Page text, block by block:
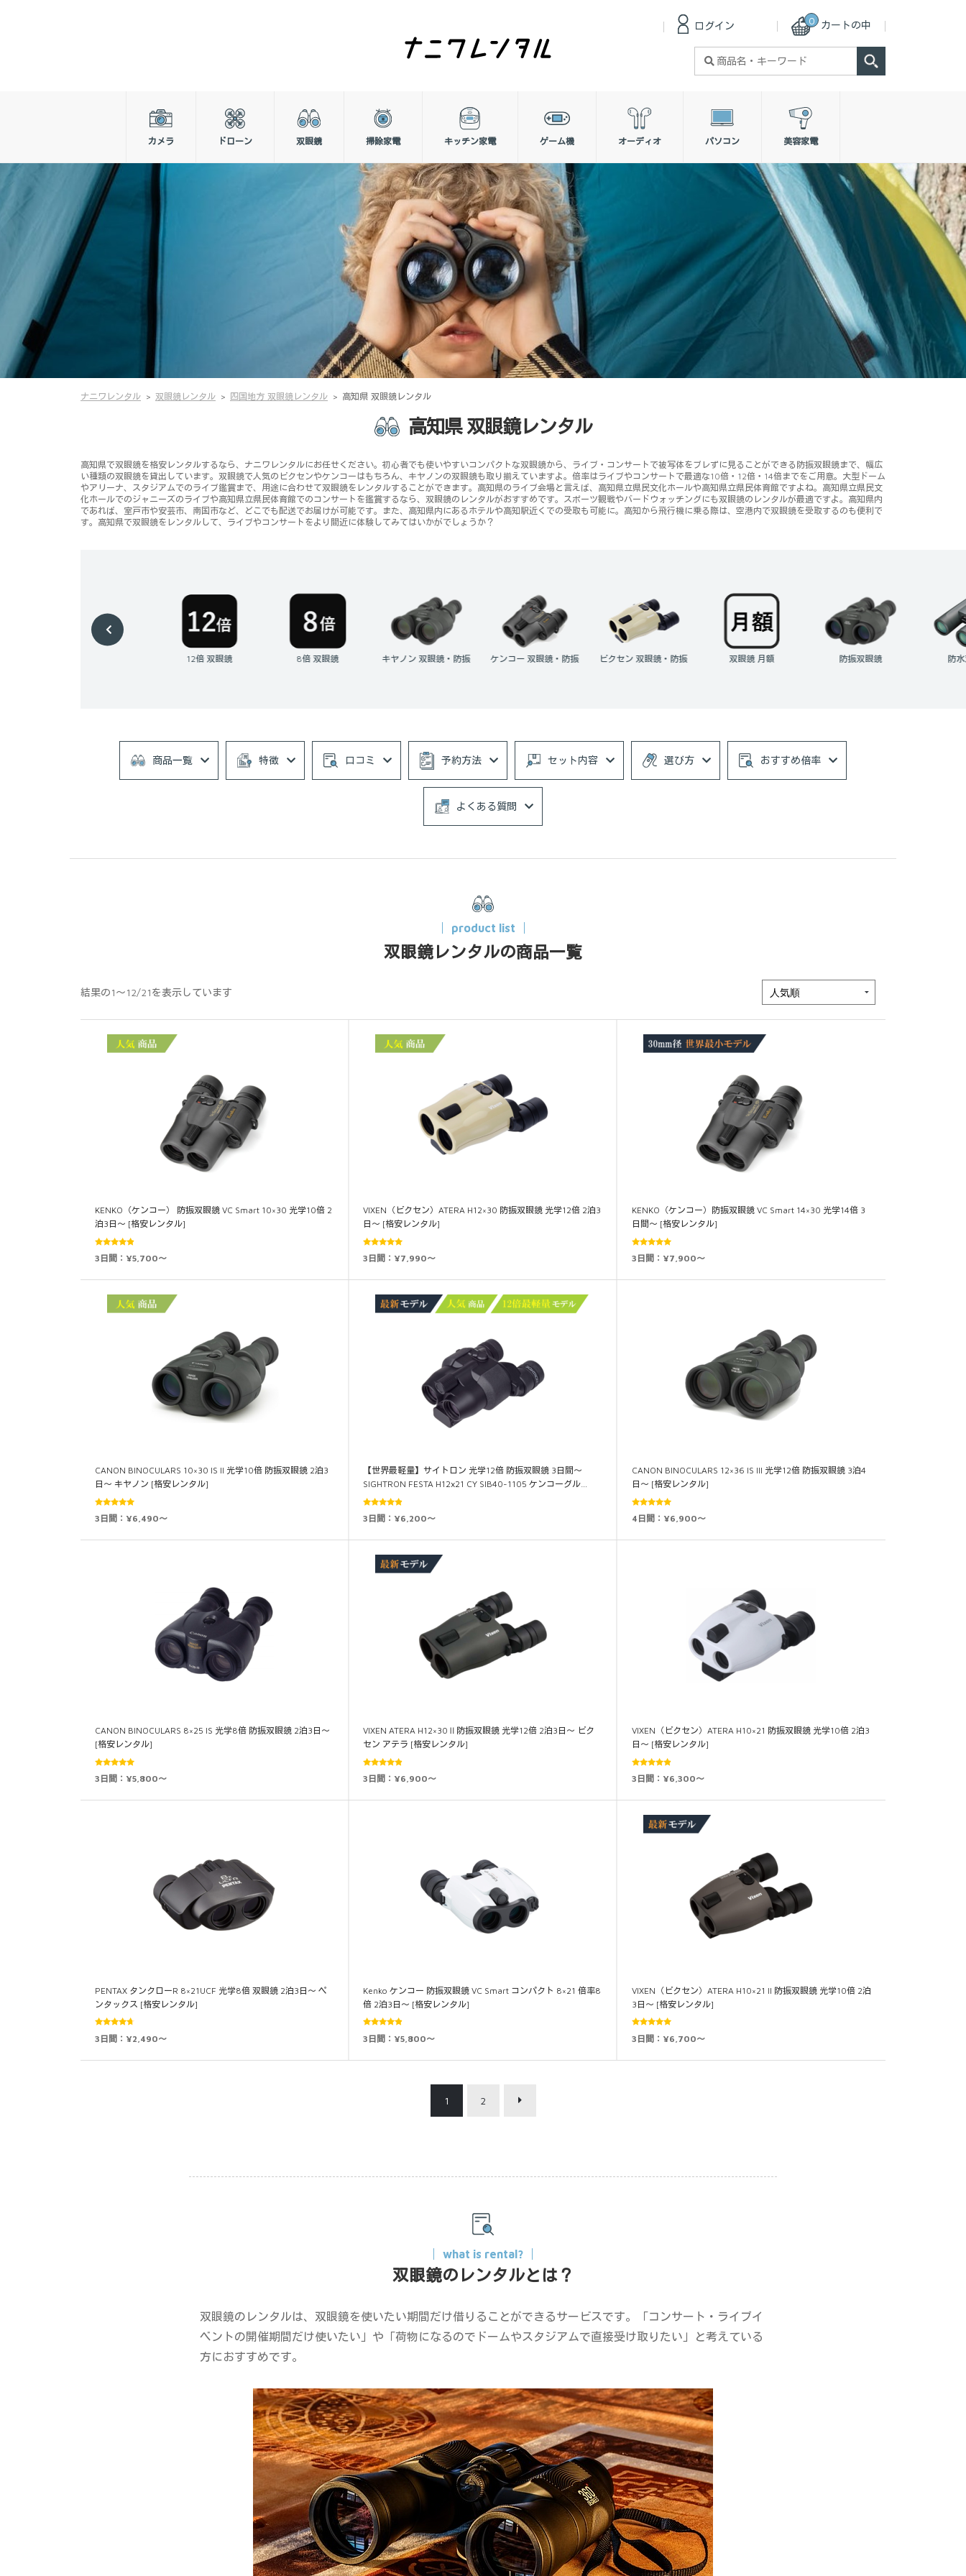
カートの中
0
ログイン
カメラ ドローン 双眼鏡 掃除家電 キッチン家電 ゲーム機 オーディオ パソコン 美容家電
ナニワレンタル 双眼鏡レンタル 四国地方 双眼鏡レンタル 高知県 双眼鏡レンタル
高知県 双眼鏡レンタル
高知県で双眼鏡を格安レンタルするなら、ナニワレンタルにお任せください。初心者でも使いやすいコンパクトな双眼鏡から、ライブ・コンサートで被写体をブレずに見ることができる防振双眼鏡まで、幅広
い種類の双眼鏡を貸出しています。双眼鏡で人気のビクセンやケンコーはもちろん、キヤノンの双眼鏡も取り揃えていますよ。倍率はライブやコンサートで最適な10倍・12倍・14倍までをご用意。大型ドーム
やアリーナ、スタジアムでのライブ鑑賞まで、用途に合わせて双眼鏡をレンタルすることができます。高知県のライブ会場と言えば、高知県立県民文化ホールや高知県立県民体育館ですよね。高知県立県民文
化ホールでのジャニーズのライブや高知県立県民体育館でのコンサートを鑑賞するなら、双眼鏡のレンタルがおすすめです。スポーツ観戦やバードウォッチングにも双眼鏡のレンタルが最適ですよ。高知県内
であれば、室戸市や安芸市、南国市など、どこでも配送でお届けが可能です。また、高知県内にあるホテルや高知駅近くでの受取も可能に。高知から飛行機に乗る際は、空港内で双眼鏡を受取するのも便利で
す。高知県で双眼鏡をレンタルして、ライブやコンサートをより間近に体験してみてはいかがでしょうか？
8倍 双眼鏡 キヤノン 双眼鏡・防振 ケンコー 双眼鏡・防振 ビクセン 双眼鏡・防振 双眼鏡 月額 防振双眼鏡
商品一覧 特徴 口コミ 予約方法 セット内容 選び方 おすすめ倍率
よくある質問
product list
双眼鏡レンタルの商品一覧
結果の1～12/21を表示しています
KENKO（ケンコー） 防振双眼鏡 VC Smart 10×30 光学10倍 2
泊3日～ [格安レンタル]
5段階中
3日間：¥5,700～
VIXEN（ビクセン）ATERA H12×30 防振双眼鏡 光学12倍 2泊3
日～ [格安レンタル]
5段階中
3日間：¥7,990～
KENKO（ケンコー）防振双眼鏡 VC Smart 14×30 光学14倍 3
日間～ [格安レンタル]
5段階中
3日間：¥7,900～
CANON BINOCULARS 10×30 IS II 光学10倍 防振双眼鏡 2泊3
日～ キヤノン [格安レンタル]
5段階中
3日間：¥6,490～
【世界最軽量】サイトロン 光学12倍 防振双眼鏡 3日間～
SIGHTRON FESTA H12x21 CY SIB40-1105 ケンコーグル…
5段階中
3日間：¥6,200～
CANON BINOCULARS 12×36 IS III 光学12倍 防振双眼鏡 3泊4
日～ [格安レンタル]
5段階中
4日間：¥6,900～
CANON BINOCULARS 8×25 IS 光学8倍 防振双眼鏡 2泊3日～
[格安レンタル]
5段階中
3日間：¥5,800～
VIXEN ATERA H12×30Ⅱ防振双眼鏡 光学12倍 2泊3日～ ビク
セン アテラ [格安レンタル]
5段階中
3日間：¥6,900～
VIXEN（ビクセン）ATERA H10×21 防振双眼鏡 光学10倍 2泊3
日～ [格安レンタル]
5段階中
3日間：¥6,300～
PENTAX タンクローR 8×21UCF 光学8倍 双眼鏡 2泊3日～ ペ
ンタックス [格安レンタル]
5段階中
3日間：¥2,490～
Kenko ケンコー 防振双眼鏡 VC Smart コンパクト 8×21 倍率8
倍 2泊3日～ [格安レンタル]
5段階中
3日間：¥5,800～
VIXEN（ビクセン）ATERA H10×21 II 防振双眼鏡 光学10倍 2泊
3日～ [格安レンタル]
5段階中
3日間：¥6,700～
1 2
what is rental?
双眼鏡のレンタルとは？
双眼鏡のレンタルは、双眼鏡を使いたい期間だけ借りることができるサービスです。「コンサート・ライブイ
ベントの開催期間だけ使いたい」や「荷物になるのでドームやスタジアムで直接受け取りたい」と考えている
方におすすめです。